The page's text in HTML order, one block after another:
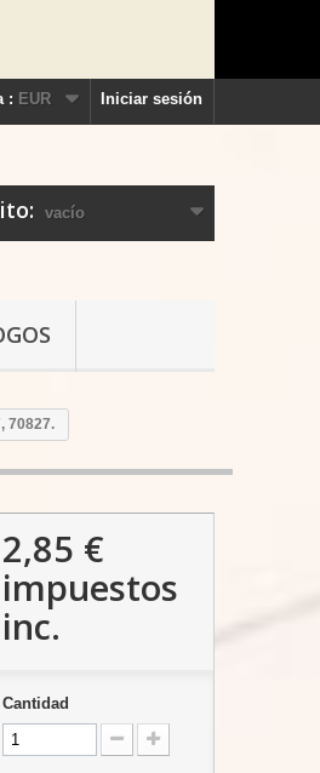
Iniciar sesión
: EUR
vacío
70827.
2,85 €
impuestos
inc.
Cantidad